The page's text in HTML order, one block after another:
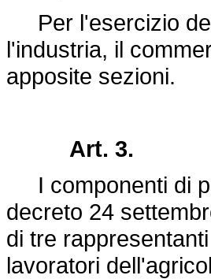
Per l'esercizio
l'industria, il
apposite sezioni.
Art. 3.
I componenti di
decreto 24
di tre
lavoratori